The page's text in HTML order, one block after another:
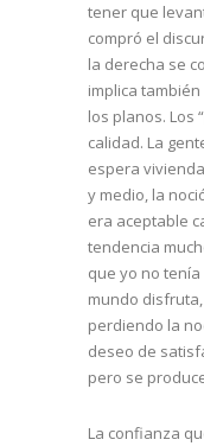
tener que
compró el
la derecha se
implica
los planos. Los
calidad. La
espera
y medio, la
era aceptable
tendencia
que yo no
mundo
perdiendo la
deseo de
pero se
La confianza